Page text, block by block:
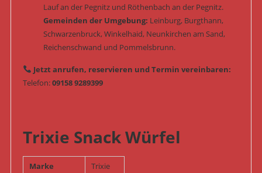
Lauf an der Pegnitz und Röthenbach an der Pegnitz.
Gemeinden der Umgebung: Leinburg, Burgthann,
Schwarzenbruck, Winkelhaid, Neunkirchen am Sand,
Reichenschwand und Pommelsbrunn.
Jetzt anrufen, reservieren und Termin vereinbaren:
Telefon:09158 9289399
Trixie Snack Würfel
Marke
Trixie